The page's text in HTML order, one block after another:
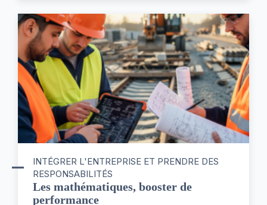
INTÉGRER L'ENTREPRISE ET PRENDRE DES
RESPONSABILITÉS
Les mathématiques, booster de
performance